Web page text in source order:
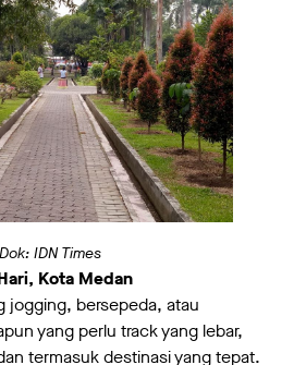
Dok: IDN Times
Kota Medan
jogging, bersepeda, atau
yang perlu track yang lebar,
termasuk destinasi yang tepat.